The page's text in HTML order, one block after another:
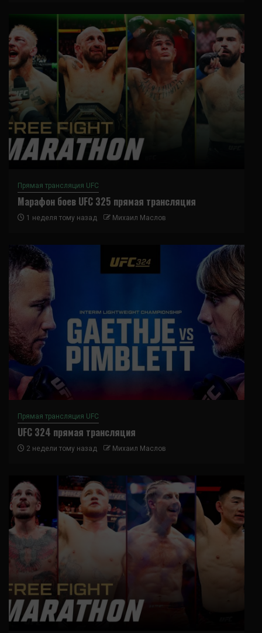
Прямая трансляция UFC
Марафон боев UFC 325 прямая трансляция
1 неделя тому назад Михаил Маслов
Прямая трансляция UFC
UFC 324 прямая трансляция
2 недели тому назад Михаил Маслов